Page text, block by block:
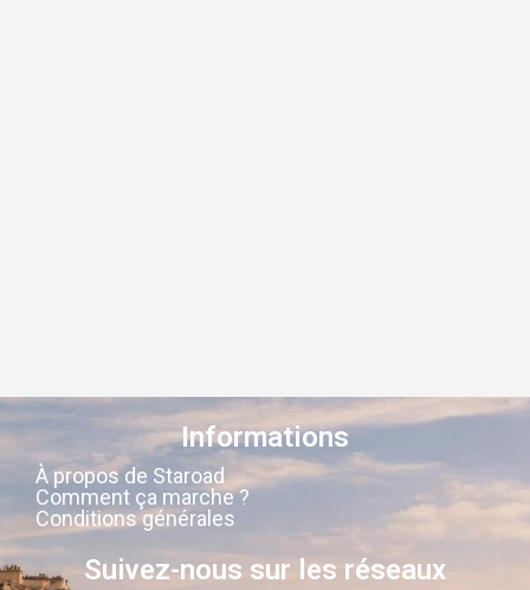
Informations
À propos de Staroad
Comment ça marche ?
Conditions générales
Suivez-nous sur les réseaux